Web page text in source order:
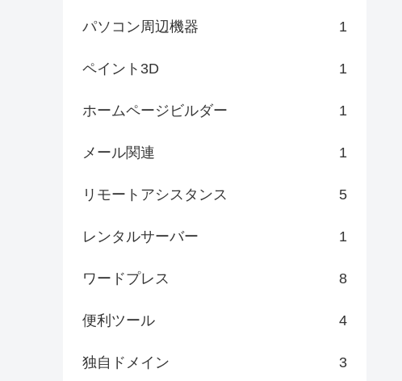
パソコン周辺機器 1
ペイント3D 1
ホームページビルダー 1
メール関連 1
リモートアシスタンス 5
レンタルサーバー 1
ワードプレス 8
便利ツール 4
独自ドメイン 3